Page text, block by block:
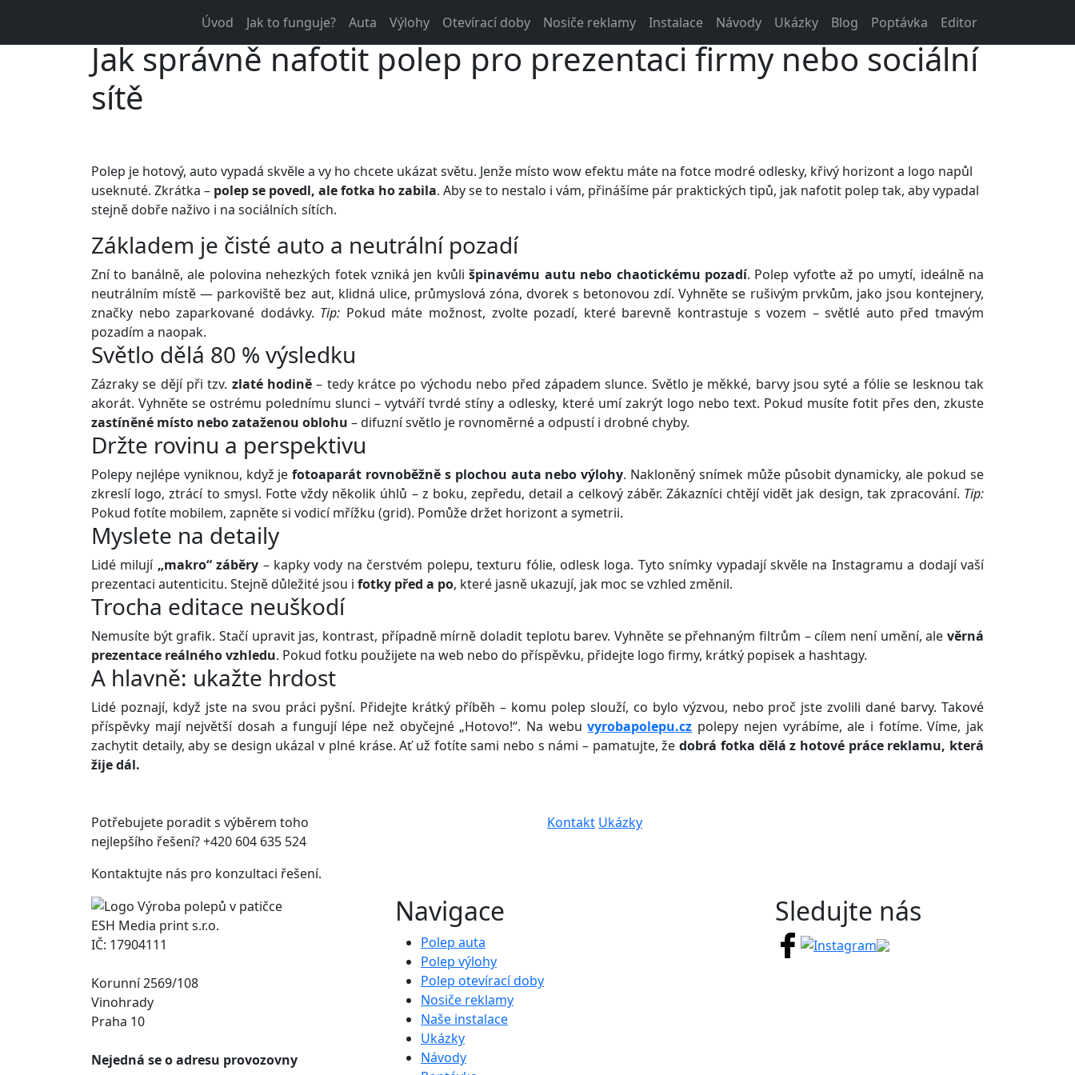
Úvod Jak to funguje? Auta Výlohy Otevírací doby Nosiče reklamy Instalace Návody Ukázky Blog Poptávka Editor
Jak správně nafotit polep pro prezentaci firmy nebo sociální
sítě
Polep je hotový, auto vypadá skvěle a vy ho chcete ukázat světu. Jenže místo wow efektu máte na fotce modré odlesky, křivý horizont a logo napůl
useknuté. Zkrátka – polep se povedl, ale fotka ho zabila. Aby se to nestalo i vám, přinášíme pár praktických tipů, jak nafotit polep tak, aby vypadal
stejně dobře naživo i na sociálních sítích.
Základem je čisté auto a neutrální pozadí
Zní to banálně, ale polovina nehezkých fotek vzniká jen kvůlišpinavému autu nebo chaotickému pozadí. Polep vyfoťte až po umytí, ideálně na
neutrálním místě — parkoviště bez aut, klidná ulice, průmyslová zóna, dvorek s betonovou zdí. Vyhněte se rušivým prvkům, jako jsou kontejnery,
značky nebo zaparkované dodávky. Tip: Pokud máte možnost, zvolte pozadí, které barevně kontrastuje s vozem – světlé auto před tmavým
pozadím a naopak.
Světlo dělá 80 % výsledku
Zázraky se dějí při tzv. zlaté hodině – tedy krátce po východu nebo před západem slunce. Světlo je měkké, barvy jsou syté a fólie se lesknou tak
akorát. Vyhněte se ostrému polednímu slunci – vytváří tvrdé stíny a odlesky, které umí zakrýt logo nebo text. Pokud musíte fotit přes den, zkuste
zastíněné místo nebo zataženou oblohu – difuzní světlo je rovnoměrné a odpustí i drobné chyby.
Držte rovinu a perspektivu
Polepy nejlépe vyniknou, když jefotoaparát rovnoběžně s plochou auta nebo výlohy. Nakloněný snímek může působit dynamicky, ale pokud se
zkreslí logo, ztrácí to smysl. Foťte vždy několik úhlů – z boku, zepředu, detail a celkový záběr. Zákazníci chtějí vidět jak design, tak zpracování. Tip:
Pokud fotíte mobilem, zapněte si vodicí mřížku (grid). Pomůže držet horizont a symetrii.
Myslete na detaily
Lidé milují „makro“ záběry – kapky vody na čerstvém polepu, texturu fólie, odlesk loga. Tyto snímky vypadají skvěle na Instagramu a dodají vaší
prezentaci autenticitu. Stejně důležité jsou i fotky před a po, které jasně ukazují, jak moc se vzhled změnil.
Trocha editace neuškodí
Nemusíte být grafik. Stačí upravit jas, kontrast, případně mírně doladit teplotu barev. Vyhněte se přehnaným filtrům – cílem není umění, ale věrná
prezentace reálného vzhledu. Pokud fotku použijete na web nebo do příspěvku, přidejte logo firmy, krátký popisek a hashtagy.
A hlavně: ukažte hrdost
Lidé poznají, když jste na svou práci pyšní. Přidejte krátký příběh – komu polep slouží, co bylo výzvou, nebo proč jste zvolili dané barvy. Takové
příspěvky mají největší dosah a fungují lépe než obyčejné „Hotovo!“. Na webuvyrobapolepu.cz polepy nejen vyrábíme, ale i fotíme. Víme, jak
zachytit detaily, aby se design ukázal v plné kráse. Ať už fotíte sami nebo s námi – pamatujte, žedobrá fotka dělá z hotové práce reklamu, která
žije dál.
Potřebujete poradit s výběrem toho
nejlepšího řešení? +420 604 635 524
Kontaktujte nás pro konzultaci řešení.
Kontakt Ukázky
ESH Media print s.r.o.
IČ: 17904111
Korunní 2569/108
Vinohrady
Praha 10
Nejedná se o adresu provozovny
Navigace
Polep auta
Polep výlohy
Polep otevírací doby
Nosiče reklamy
Naše instalace
Ukázky
Návody
Sledujte nás